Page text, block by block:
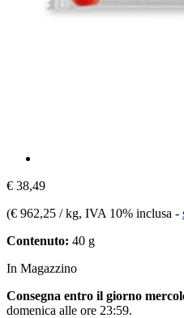
€ 38,49
(€ 962,25 / kg, IVA 10% inclusa -
Contenuto: 40 g
In Magazzino
Consegna entro il giorno
domenica alle ore 23:59.